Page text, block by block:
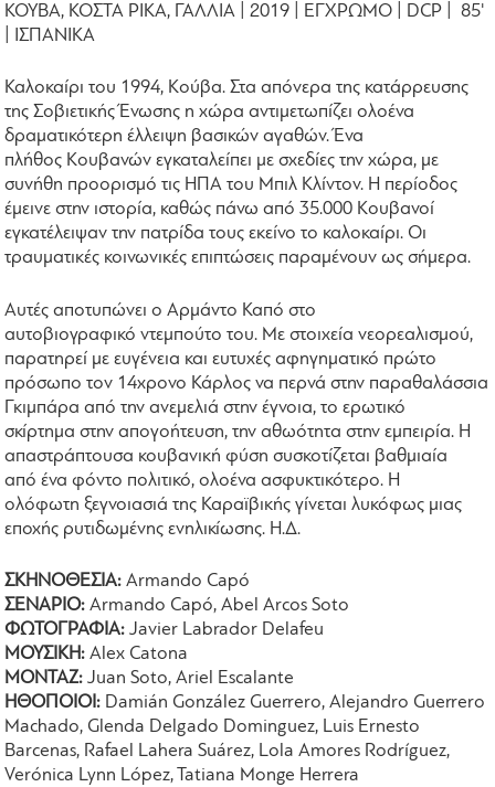
ΚΟΥΒΑ, ΚΟΣΤΑ ΡΙΚΑ, ΓΑΛΛΙΑ | 2019 | ΕΓΧΡΩΜΟ | DCP | 85'
| ΙΣΠΑΝΙΚΑ
Καλοκαίρι του 1994, Κούβα. Στα απόνερα της κατάρρευσης
της Σοβιετικής Ένωσης η χώρα αντιμετωπίζει ολοένα
δραματικότερη έλλειψη βασικών αγαθών. Ένα
πλήθος Κουβανών εγκαταλείπει με σχεδίες την χώρα, με
συνήθη προορισμό τις ΗΠΑ του Μπιλ Κλίντον. Η περίοδος
έμεινε στην ιστορία, καθώς πάνω από 35.000 Κουβανοί
εγκατέλειψαν την πατρίδα τους εκείνο το καλοκαίρι. Οι
τραυματικές κοινωνικές επιπτώσεις παραμένουν ως σήμερα.
Αυτές αποτυπώνει ο Αρμάντο Καπό στο
αυτοβιογραφικό ντεμπούτο του. Με στοιχεία νεορεαλισμού,
παρατηρεί με ευγένεια και ευτυχές αφηγηματικό πρώτο
πρόσωπο τον 14χρονο Κάρλος να περνά στην παραθαλάσσια
Γκιμπάρα από την ανεμελιά στην έγνοια, το ερωτικό
σκίρτημα στην απογοήτευση, την αθωότητα στην εμπειρία. Η
απαστράπτουσα κουβανική φύση συσκοτίζεται βαθμιαία
από ένα φόντο πολιτικό, ολοένα ασφυκτικότερο. Η
ολόφωτη ξεγνοιασιά της Καραϊβικής γίνεται λυκόφως μιας
εποχής ρυτιδωμένης ενηλικίωσης. Η.Δ.
ΣΚΗΝΟΘΕΣΙΑ: Armando Capó
ΣΕΝΑΡΙΟ: Armando Capó, Abel Arcos Soto
ΦΩΤΟΓΡΑΦΙΑ: Javier Labrador Delafeu
ΜΟΥΣΙΚΗ:Alex Catona
ΜΟΝΤΑΖ:Juan Soto, Ariel Escalante
ΗΘΟΠΟΙΟΙ: Damián González Guerrero, Alejandro Guerrero
Machado, Glenda Delgado Dominguez, Luis Ernesto
Barcenas, Rafael Lahera Suárez, Lola Amores Rodríguez,
Verónica Lynn López, Tatiana Monge Herrera